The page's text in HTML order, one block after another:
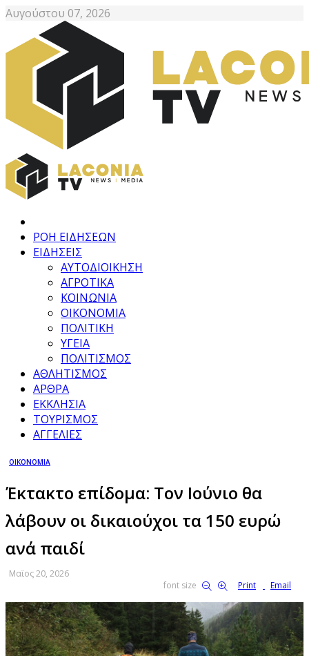
Αυγούστου 07, 2026
ΡΟΗ ΕΙΔΗΣΕΩΝ
ΕΙΔΗΣΕΙΣ
ΑΥΤΟΔΙΟΙΚΗΣΗ
ΑΓΡΟΤΙΚΑ
ΚΟΙΝΩΝΙΑ
ΟΙΚΟΝΟΜΙΑ
ΠΟΛΙΤΙΚΗ
ΥΓΕΙΑ
ΠΟΛΙΤΙΣΜΟΣ
ΑΘΛΗΤΙΣΜΟΣ
ΑΡΘΡΑ
ΕΚΚΛΗΣΙΑ
ΤΟΥΡΙΣΜΟΣ
ΑΓΓΕΛΙΕΣ
ΟΙΚΟΝΟΜΙΑ
Έκτακτο επίδομα: Τον Ιούνιο θα
λάβουν οι δικαιούχοι τα 150 ευρώ
ανά παιδί
Μαϊος 20, 2026
font size
Print Email